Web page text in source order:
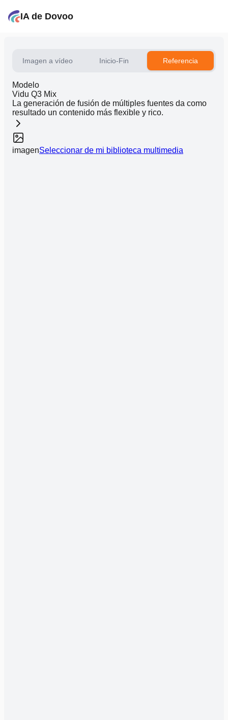
IA de Dovoo
Imagen a vídeo Inicio-Fin Referencia
Modelo
Vidu Q3 Mix
La generación de fusión de múltiples fuentes da como
resultado un contenido más flexible y rico.
imagenSeleccionar de mi biblioteca multimedia